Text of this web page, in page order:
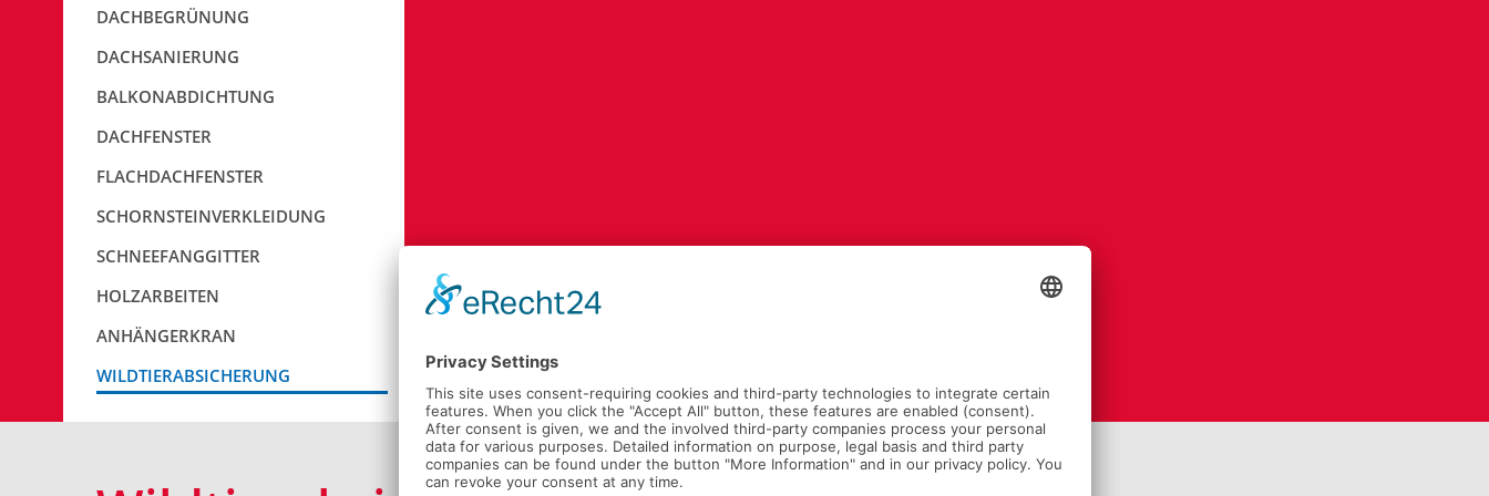
DACHBEGRÜNUNG
DACHSANIERUNG
BALKONABDICHTUNG
DACHFENSTER
FLACHDACHFENSTER
SCHORNSTEINVERKLEIDUNG
SCHNEEFANGGITTER
HOLZARBEITEN
ANHÄNGERKRAN
WILDTIERABSICHERUNG